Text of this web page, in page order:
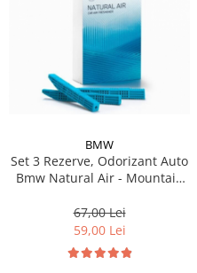
BMW
Set 3 Rezerve, Odorizant Auto
Bmw Natural Air - Mountain
67,00 Lei
59,00 Lei